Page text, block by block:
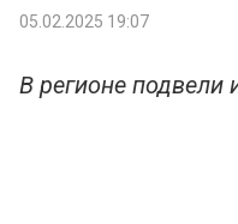
05.02.2025 19:07
В регионе подвели